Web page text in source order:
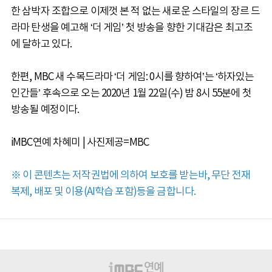
한 삼박자 조합으로 이제껏 본 적 없는 새로운 스타일의 장르 드
라마 탄생을 예고해 ‘더 게임’ 첫 방송을 향한 기대감은 최고조
에 달하고 있다.
한편, MBC 새 수목드라마 ‘더 게임: 0시를 향하여’는 ‘하자있는
인간들’ 후속으로 오는 2020년 1월 22일(수) 밤 8시 55분에 첫
방송될 예정이다.
iMBC연예 차혜미 | 사진제공=MBC
※ 이 콘텐츠는 저작권법에 의하여 보호를 받는바, 무단 전재
복제, 배포 및 이용(AI학습 포함)등을 금합니다.